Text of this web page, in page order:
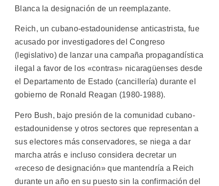
Blanca la designación de un reemplazante.
Reich, un cubano-estadounidense anticastrista, fue
acusado por investigadores del Congreso
(legislativo) de lanzar una campaña propagandística
ilegal a favor de los «contras» nicaragüenses desde
el Departamento de Estado (cancillería) durante el
gobierno de Ronald Reagan (1980-1988).
Pero Bush, bajo presión de la comunidad cubano-
estadounidense y otros sectores que representan a
sus electores más conservadores, se niega a dar
marcha atrás e incluso considera decretar un
«receso de designación» que mantendría a Reich
durante un año en su puesto sin la confirmación del